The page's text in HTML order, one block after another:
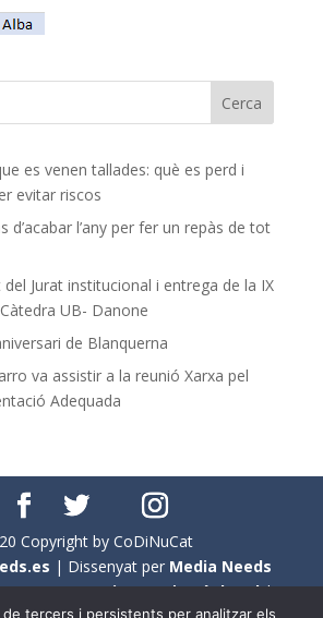
es venen tallades: què es perd i
evitar riscos
d’acabar l’any per fer un repàs de tot
Jurat institucional i entrega de la IX
UB- Danone
de Blanquerna
va assistir a la reunió Xarxa pel
Adequada
Copyright by CoDiNuCat
| Dissenyat per Media Needs
aCoDiNuCat |Avís legal|
tercers i persistents per analitzar els